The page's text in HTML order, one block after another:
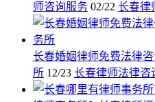
师咨询服务 02/22 长春律
长春婚姻律师免费法律
所 12/23 长春律师法律咨